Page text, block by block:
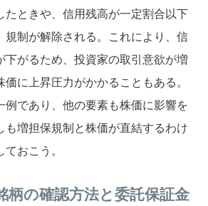
たときや、信用残高が一定割合以下
規制が解除される。これにより、信
下がるため、投資家の取引意欲が増
に上昇圧力がかかることもある。
例であり、他の要素も株価に影響を
も増担保規制と株価が直結するわけ
おこう。
柄の確認方法と委託保証金